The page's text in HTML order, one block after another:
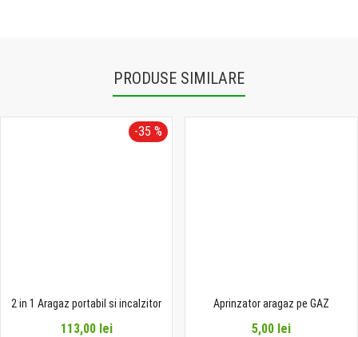
PRODUSE SIMILARE
-35 %
2 in 1 Aragaz portabil si incalzitor
113,00 lei
Aprinzator aragaz pe GAZ
5,00 lei